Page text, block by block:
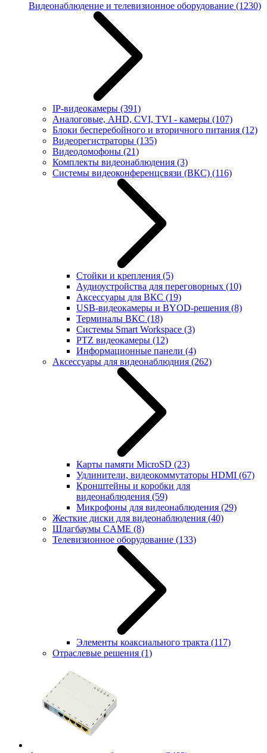
Видеонаблюдение и телевизионное оборудование (1230)
IP-видеокамеры (391)
Аналоговые, AHD, CVI, TVI - камеры (107)
Блоки бесперебойного и вторичного питания (12)
Видеорегистраторы (135)
Видеодомофоны (21)
Комплекты видеонаблюдения (3)
Системы видеоконференцсвязи (ВКС) (116)
Стойки и крепления (5)
Аудиоустройства для переговорных (10)
Аксессуары для ВКС (19)
USB-видеокамеры и BYOD-решения (8)
Терминалы ВКС (18)
Системы Smart Workspace (3)
PTZ видеокамеры (12)
Информационные панели (4)
Аксессуары для видеонаблюдния (262)
Карты памяти MicroSD (23)
Удлинители, видеокоммутаторы HDMI (67)
Кронштейны и коробки для
видеонаблюдения (59)
Микрофоны для видеонаблюдения (29)
Жесткие диски для видеонаблюдения (40)
Шлагбаумы CAME (8)
Телевизионное оборудование (133)
Элементы коаксиального тракта (117)
Отраслевые решения (1)